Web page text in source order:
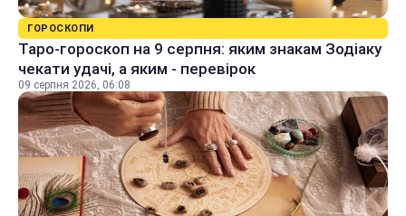
ГОРОСКОПИ
Таро-гороскоп на 9 серпня: яким знакам Зодіаку
чекати удачі, а яким - перевірок
09 серпня 2026, 06:08